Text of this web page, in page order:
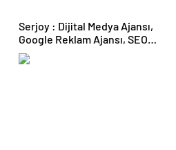
Serjoy : Dijital Medya Ajansı,
Google Reklam Ajansı, SEO
Ajansı ve Web Tasarım Ajansı